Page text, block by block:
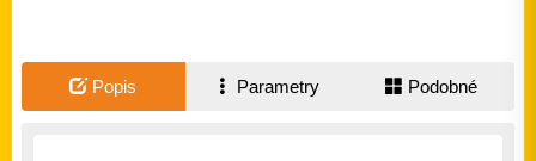
Popis Parametry Podobné